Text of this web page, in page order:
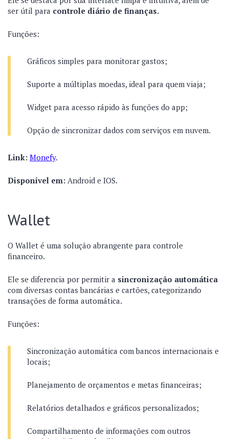
ser útil para controle diário de finanças.
Funções:
Gráficos simples para monitorar gastos;
Suporte a múltiplas moedas, ideal para quem viaja;
Widget para acesso rápido às funções do app;
Opção de sincronizar dados com serviços em nuvem.
Link: Monefy.
Disponível em: Android e IOS.
Wallet
O Wallet é uma solução abrangente para controle
financeiro.
Ele se diferencia por permitir a sincronização automática
com diversas contas bancárias e cartões, categorizando
transações de forma automática.
Funções:
Sincronização automática com bancos internacionais e
locais;
Planejamento de orçamentos e metas financeiras;
Relatórios detalhados e gráficos personalizados;
Compartilhamento de informações com outros